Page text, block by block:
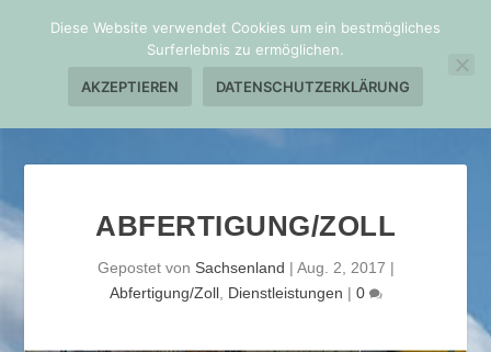
ABFERTIGUNG/ZOLL
Gepostet von Sachsenland | Aug. 2, 2017 |
Abfertigung/Zoll, Dienstleistungen | 0
Diese Website verwendet Cookies um ein bestmögliches
Surferlebnis zu ermöglichen.
AKZEPTIEREN DATENSCHUTZERKLÄRUNG